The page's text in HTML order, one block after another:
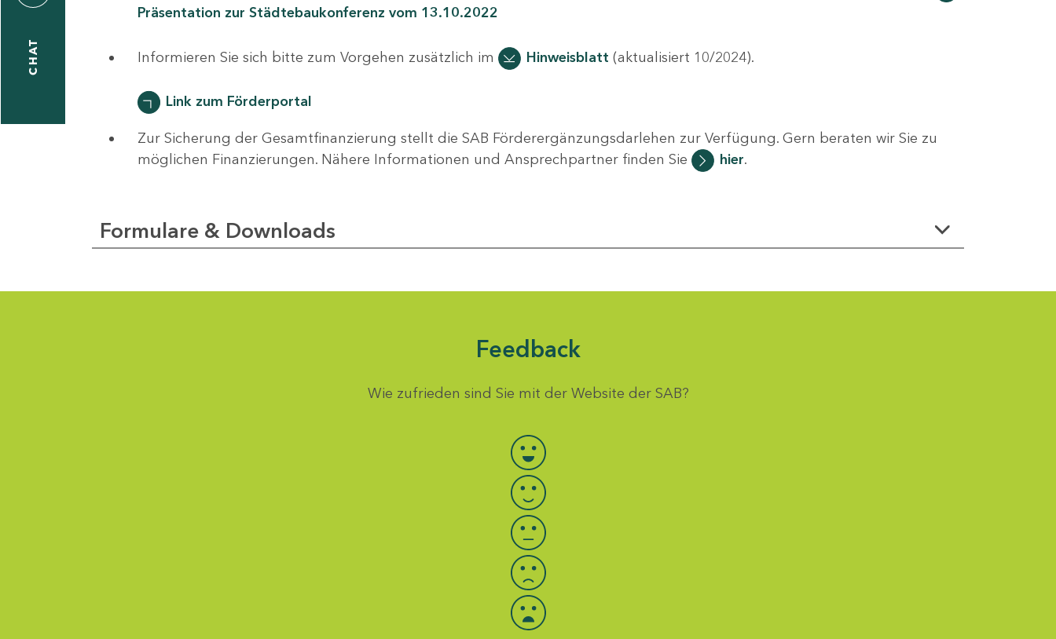
CHAT
Präsentation zur Städtebaukonferenz vom 13.10.2022
Informieren Sie sich bitte zum Vorgehen zusätzlich im Hinweisblatt (aktualisiert 10/2024).
Link zum Förderportal
Zur Sicherung der Gesamtfinanzierung stellt die SAB Förderergänzungsdarlehen zur Verfügung. Gern beraten wir Sie zu
möglichen Finanzierungen. Nähere Informationen und Ansprechpartner finden Sie
hier.
Formulare & Downloads
Feedback
Wie zufrieden sind Sie mit der Website der SAB?
Bewertung auswählen